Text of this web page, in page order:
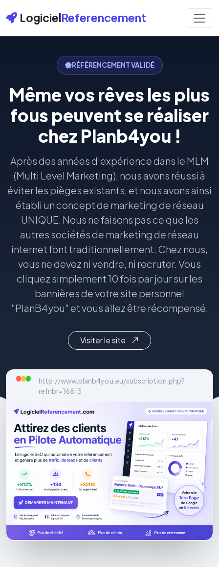
LogicielReferencement
RÉFÉRENCEMENT VALIDÉ
Même vos rêves les plus
fous peuvent se réaliser
chez Planb4you !
Après des années d’expérience dans le MLM
(Multi Level Marketing), nous avons réussi à
éviter les pièges existants, et nous avons ainsi
établi un concept de marketing de réseau
UNIQUE. Nous ne faisons pas ce que les
autres sociétés de marketing de réseau
internet font traditionnellement. Chez nous,
vous ne devez ni vendre, ni recruter. Vous
cliquez simplement 10 fois par jour sur les
bannières de votre site personnel
"PlanB4you" et vous allez être récompensé.
Visiter le site
http://www.planb4you.eu/subscription.php?
refnbr=16813